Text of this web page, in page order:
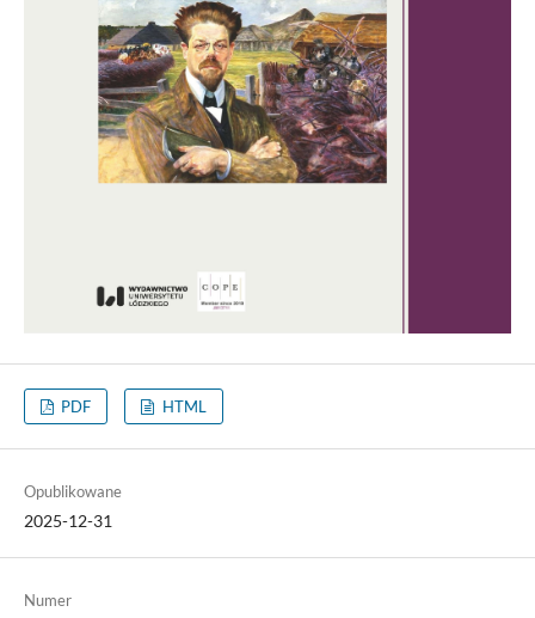
PDF HTML
Opublikowane
2025-12-31
Numer